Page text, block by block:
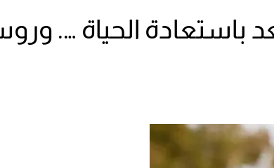
يعد باستعادة الحياة ….